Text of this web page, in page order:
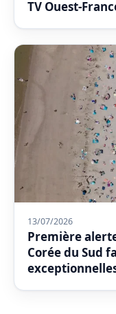
TV Ouest-
13/07/2026
Première
Corée du Sud